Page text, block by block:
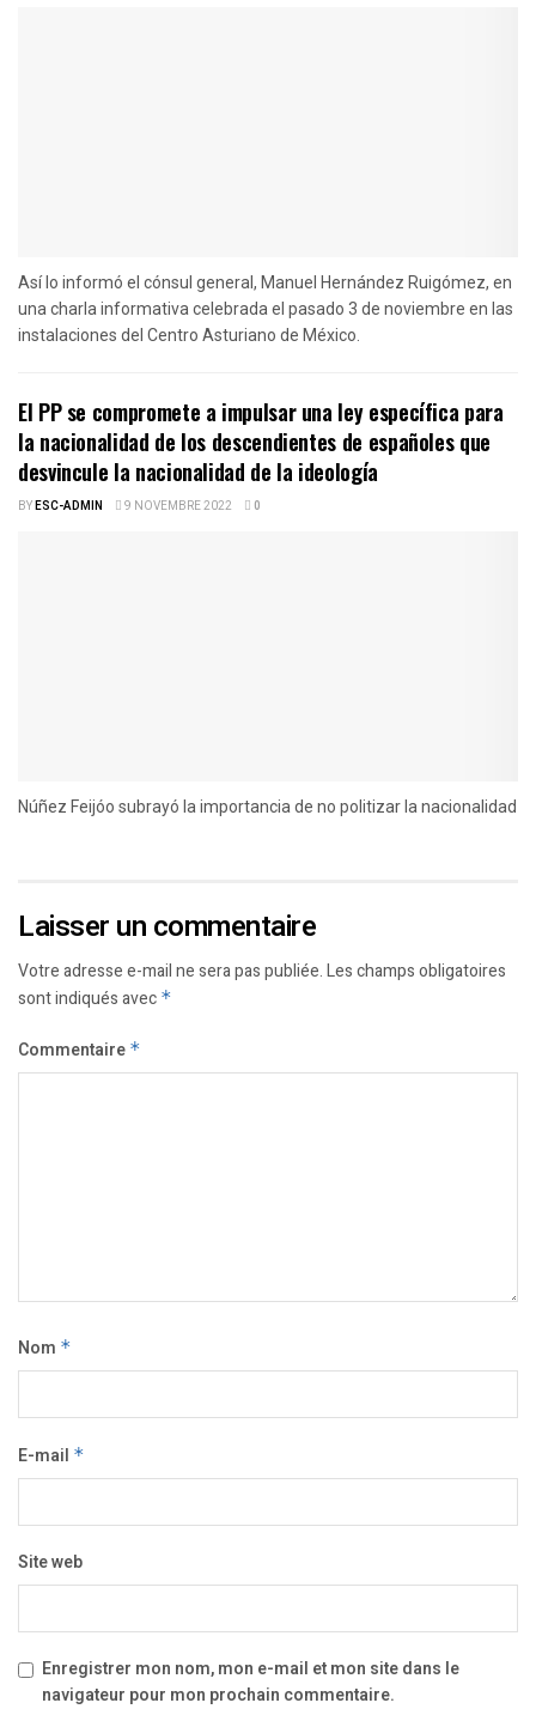
Así lo informó el cónsul general, Manuel Hernández Ruigómez, en
una charla informativa celebrada el pasado 3 de noviembre en las
instalaciones del Centro Asturiano de México.
El PP se compromete a impulsar una ley específica para
la nacionalidad de los descendientes de españoles que
desvincule la nacionalidad de la ideología
BYESC-ADMIN 9 NOVEMBRE 2022 0
Núñez Feijóo subrayó la importancia de no politizar la nacionalidad
Laisser un commentaire
Votre adresse e-mail ne sera pas publiée.Les champs obligatoires
sont indiqués avec *
Commentaire *
Nom *
E-mail *
Site web
Enregistrer mon nom, mon e-mail et mon site dans le
navigateur pour mon prochain commentaire.